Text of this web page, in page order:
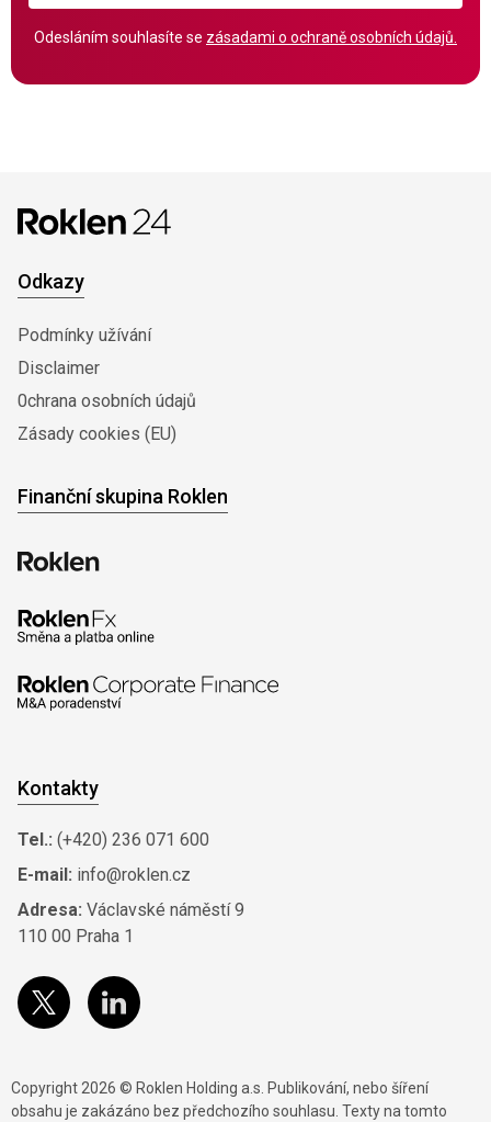
Odesláním souhlasíte se zásadami o ochraně osobních údajů.
Odkazy
Podmínky užívání
Disclaimer
0chrana osobních údajů
Zásady cookies (EU)
Finanční skupina Roklen
Kontakty
Tel.: (+420) 236 071 600
E-mail: info@roklen.cz
Adresa: Václavské náměstí 9
110 00 Praha 1
Copyright 2026 © Roklen Holding a.s. Publikování, nebo šíření
obsahu je zakázáno bez předchozího souhlasu. Texty na tomto